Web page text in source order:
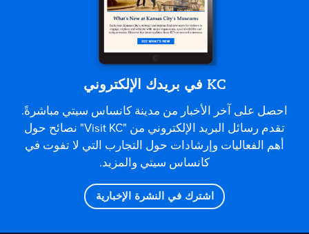
KC في بريدك الإلكتروني
احصل على آخر الأخبار من مدينة كانساس سيتي مباشرةً.
تقدم رسائل البريد الإلكتروني من "Visit KC" نصائح حول
أهم الفعاليات وإرشادات حول التجارب التي لا تفوت في
كانساس سيتي والمزيد.
اشترك في النشرة الإخبارية